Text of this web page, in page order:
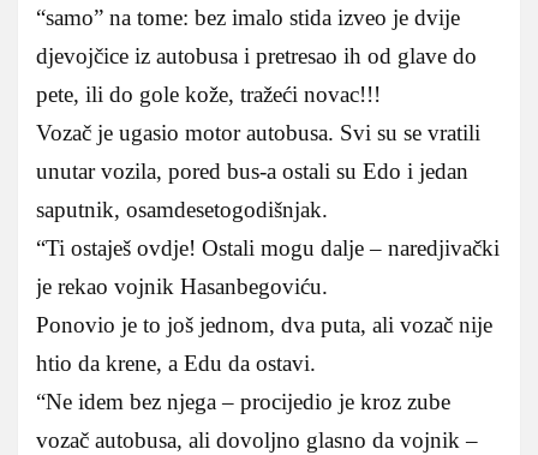
“samo” na tome: bez imalo stida izveo je dvije
djevojčice iz autobusa i pretresao ih od glave do
pete, ili do gole kože, tražeći novac!!!
Vozač je ugasio motor autobusa. Svi su se vratili
unutar vozila, pored bus-a ostali su Edo i jedan
saputnik, osamdesetogodišnjak.
“Ti ostaješ ovdje! Ostali mogu dalje – naredjivački
je rekao vojnik Hasanbegoviću.
Ponovio je to još jednom, dva puta, ali vozač nije
htio da krene, a Edu da ostavi.
“Ne idem bez njega – procijedio je kroz zube
vozač autobusa, ali dovoljno glasno da vojnik –